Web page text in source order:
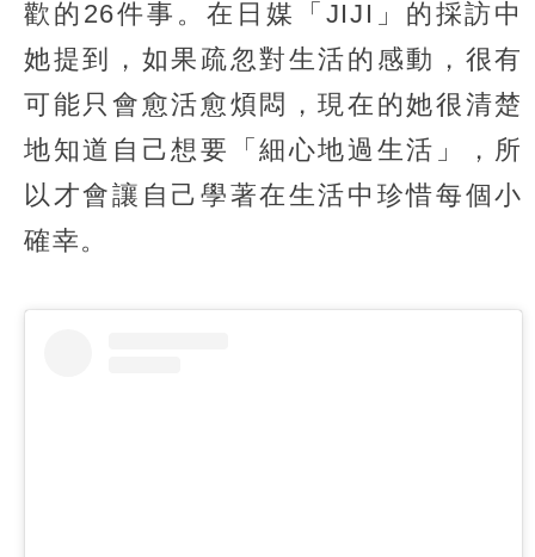
歡的26件事。在日媒「JIJI」的採訪中
她提到，如果疏忽對生活的感動，很有
可能只會愈活愈煩悶，現在的她很清楚
地知道自己想要「細心地過生活」，所
以才會讓自己學著在生活中珍惜每個小
確幸。